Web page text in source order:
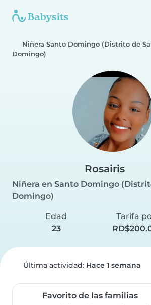
Niñera Santo Domingo (Distrito de
Domingo)
Rosairis
Niñera en Santo Domingo
Domingo)
Edad
23
Tarifa
Última actividad: Hace 1 semana
Favorito de las familias